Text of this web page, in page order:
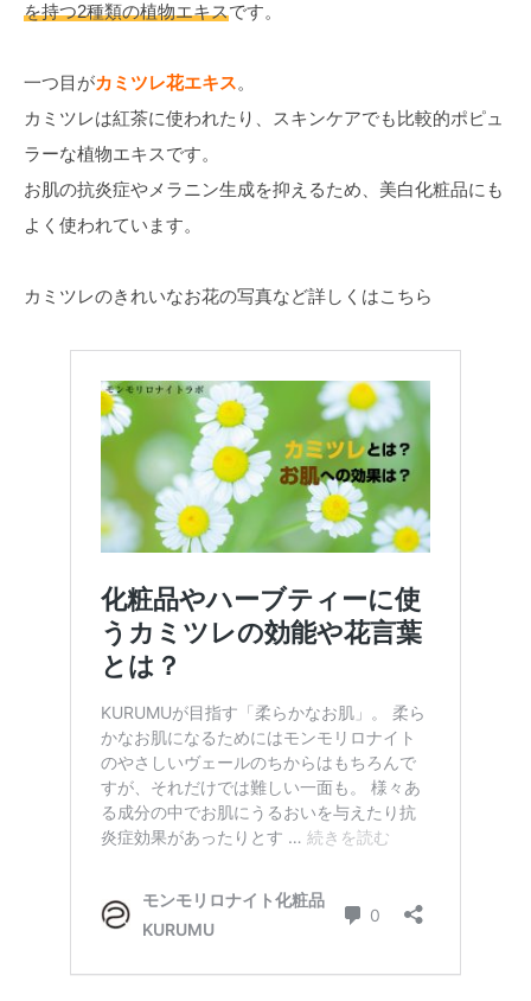
を持つ2種類の植物エキスです。
一つ目がカミツレ花エキス。
カミツレは紅茶に使われたり、スキンケアでも比較的ポピュ
ラーな植物エキスです。
お肌の抗炎症やメラニン生成を抑えるため、美白化粧品にも
よく使われています。
カミツレのきれいなお花の写真など詳しくはこちら